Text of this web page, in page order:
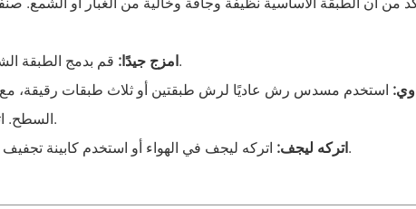
2. امزج جيدًا:قم بدمج الطبقة الشفافة مع المصلب والمخفف الموصى بهما.
السطح. اترك كل طبقة لبضع دقائق قبل إضافة التالية.
4. اتركه ليجف:اتركه ليجف في الهواء أو استخدم كابينة تجفيف لنتائج أسرع. تجنب لمسه حتى يجف تمامًا.